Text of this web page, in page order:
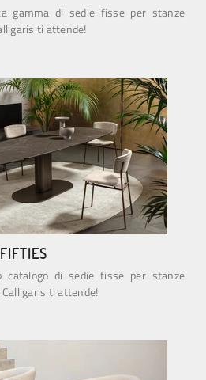
gamma di sedie fisse per stanze
ti attende!
FIFTIES
catalogo di sedie fisse per stanze
ti attende!